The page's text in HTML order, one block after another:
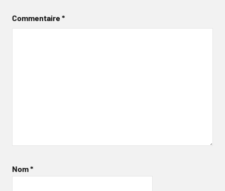
Commentaire*
Nom*